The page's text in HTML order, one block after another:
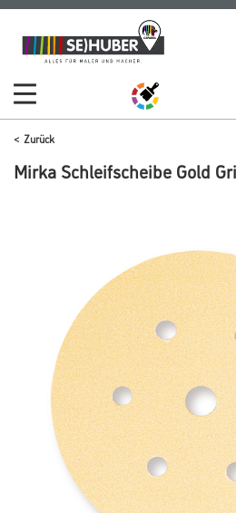
Zum
Inhalt
Zum
Navigationsmenü
Zurück
Mirka Schleifscheibe Gold